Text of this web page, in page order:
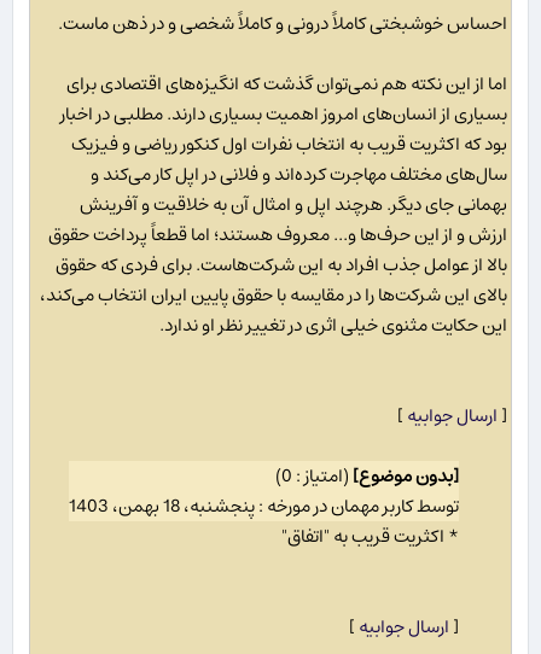
احساس خوشبختی کاملاً درونی و کاملاً شخصی و در ذهن ماست.
اما از این نکته هم نمی‌توان گذشت که انگیزه‌های اقتصادی برای
بسیاری از انسان‌های امروز اهمیت بسیاری دارند. مطلبی در اخبار
بود که اکثریت قریب به انتخاب نفرات اول کنکور ریاضی و فیزیک
سال‌های مختلف مهاجرت کرده‌اند و فلانی در اپل کار می‌کند و
بهمانی جای دیگر. هرچند اپل و امثال آن به خلاقیت و آفرینش
ارزش و از این حرف‌ها و... معروف هستند؛ اما قطعاً پرداخت حقوق
بالا از عوامل جذب افراد به این شرکت‌هاست. برای فردی که حقوق
بالای این شرکت‌ها را در مقایسه با حقوق پایین ایران انتخاب می‌کند،
این حکایت مثنوی خیلی اثری در تغییر نظر او ندارد.
[ارسال جوابیه]
[بدون موضوع](امتیاز : 0)
توسط کاربر مهمان در مورخه : پنجشنبه، 18 بهمن، 1403
* اکثریت قریب به "اتفاق"
[ارسال جوابیه]